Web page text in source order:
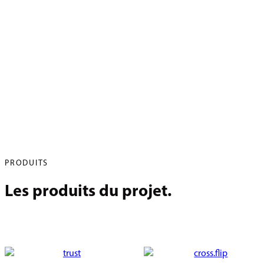
PRODUITS
Les produits du projet.